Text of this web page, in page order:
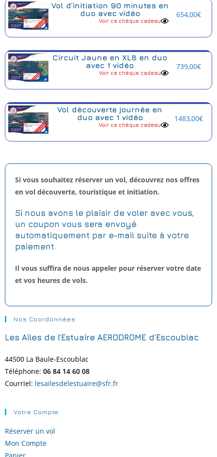
Vol d’initiation 90 minutes en
duo avec vidéo
Voir ce chèque cadeau
654,00€
Circuit Jaune en XL8 en duo
avec 1 vidéo
Voir ce chèque cadeau
739,00€
Vol découverte journée en
duo avec 1 vidéo
Voir ce chèque cadeau
1483,00€
Si vous souhaitez réserver un vol, découvrez nos offres
en vol découverte, touristique et initiation.
Si nous avons le plaisir de voler avec vous,
un coupon vous sera envoyé
automatiquement par e-mail suite à votre
paiement.
Il vous suffira de nous appeler pour réserver votre date
et vos heures de vols.
Nos Coordonnées
Les Ailes de l’Estuaire AERODROME d’Escoublac
44500 La Baule-Escoublac
Téléphone: 06 84 14 60 08
Courriel: lesailesdelestuaire@sfr.fr
Votre Compte
Réserver un vol
Mon Compte